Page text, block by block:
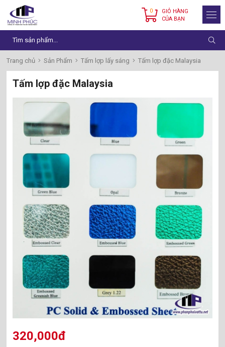
0
GIỎ HÀNG
CỦA BẠN
Trang chủ Sản Phẩm Tấm lợp lấy sáng Tấm lợp đặc Malaysia
Tấm lợp đặc Malaysia
320,000đ